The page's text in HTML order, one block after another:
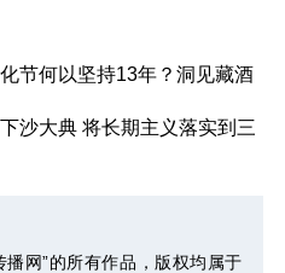
节何以坚持13年？洞见藏酒
沙大典 将长期主义落实到三
网”的所有作品，版权均属于